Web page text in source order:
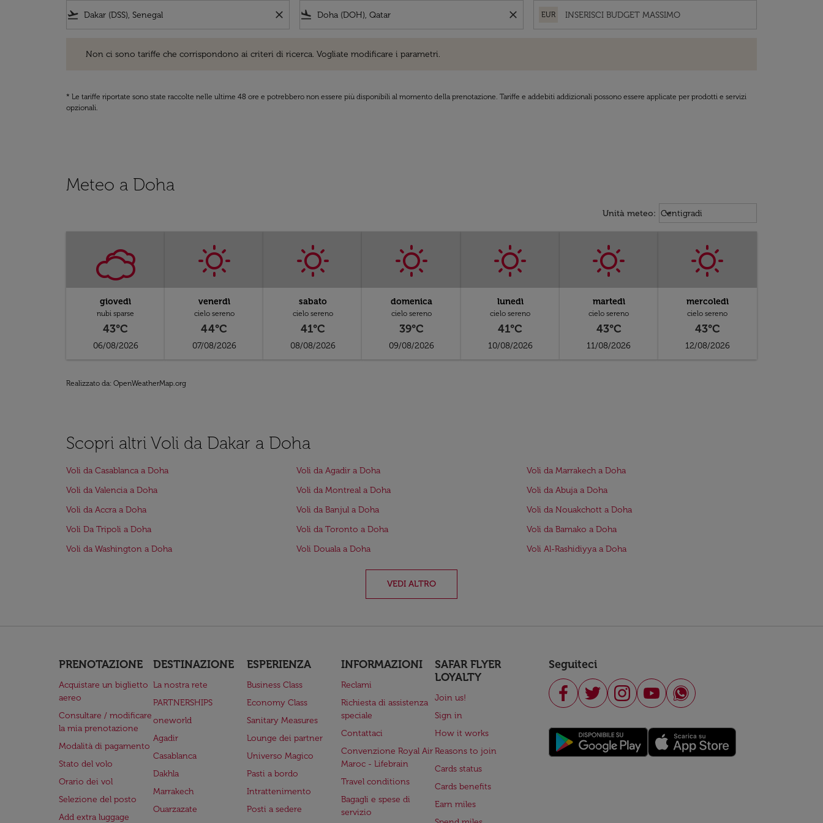
flight_takeoff close flight_land close EUR
Non ci sono tariffe che corrispondono ai criteri di ricerca. Vogliate modificare i parametri.
* Le tariffe riportate sono state raccolte nelle ultime 48 ore e potrebbero non essere più disponibili al momento della prenotazione. Tariffe e addebiti addizionali possono essere applicate per prodotti e servizi
opzionali.
Meteo a Doha
Unità meteo: Weather unit option Centigradi
Centigradi
keyboard_arrow_down
giovedì
nubi sparse
43°C
06/08/2026
venerdì
cielo sereno
44°C
07/08/2026
sabato
cielo sereno
41°C
08/08/2026
domenica
cielo sereno
39°C
09/08/2026
lunedì
cielo sereno
41°C
10/08/2026
martedì
cielo sereno
43°C
11/08/2026
mercoledì
cielo sereno
43°C
12/08/2026
Realizzato da: OpenWeatherMap.org
Scopri altri Voli da Dakar a Doha
Voli da Casablanca a Doha Voli da Agadir a Doha
Voli da Marrakech a Doha
Voli da Valencia a Doha
Voli da Montreal a Doha
Voli da Abuja a Doha
Voli da Accra a Doha
Voli da Banjul a Doha
Voli da Nouakchott a Doha
Voli Da Tripoli a Doha
Voli da Toronto a Doha
Voli da Bamako a Doha
Voli da Washington a Doha
Voli Douala a Doha Voli Al-Rashidiyya a Doha
VEDI ALTRO
PRENOTAZIONE
Acquistare un biglietto
aereo
Consultare / modificare
la mia prenotazione
Modalità di pagamento
Stato del volo
Orario dei vol
Selezione del posto
Add extra luggage
DESTINAZIONE
La nostra rete
PARTNERSHIPS
oneworld
Agadir
Casablanca
Dakhla
Marrakech
Ouarzazate
ESPERIENZA
Business Class
Economy Class
Sanitary Measures
Lounge dei partner
Universo Magico
Pasti a bordo
Intrattenimento
Posti a sedere
INFORMAZIONI
Reclami
Richiesta di assistenza
speciale
Contattaci
Convenzione Royal Air
Maroc - Lifebrain
Travel conditions
Bagagli e spese di
servizio
SAFAR FLYER
LOYALTY
Join us!
Sign in
How it works
Reasons to join
Cards status
Cards benefits
Earn miles
Seguiteci